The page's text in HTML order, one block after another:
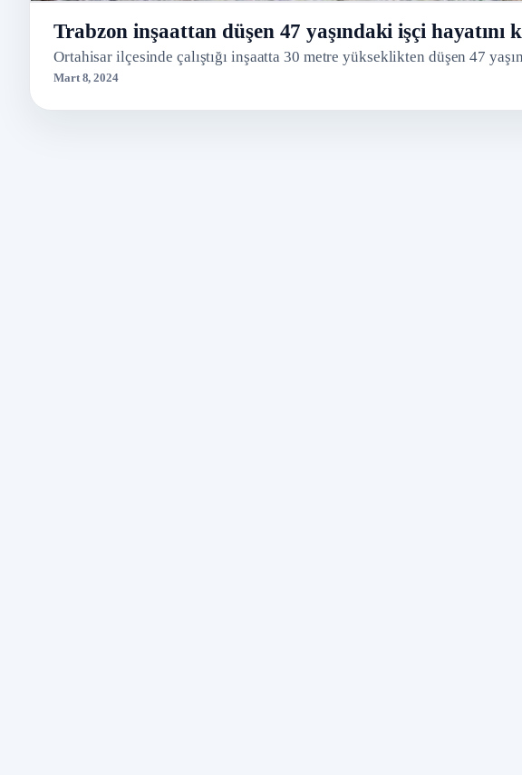
Trabzon inşaattan düşen 47 yaşındaki işçi hayatını
Ortahisar ilçesinde çalıştığı inşaatta 30 metre yükseklikten düşen 47
Mart 8, 2024